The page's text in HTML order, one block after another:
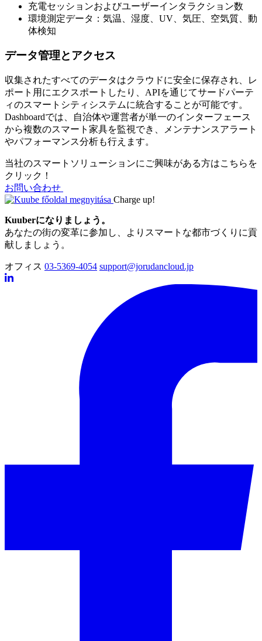
充電セッションおよびユーザーインタラクション数
環境測定データ：気温、湿度、UV、気圧、空気質、動
体検知
データ管理とアクセス
収集されたすべてのデータはクラウドに安全に保存され、レ
ポート用にエクスポートしたり、APIを通じてサードパーテ
ィのスマートシティシステムに統合することが可能です。
Dashboardでは、自治体や運営者が単一のインターフェース
から複数のスマート家具を監視でき、メンテナンスアラート
やパフォーマンス分析も行えます。
当社のスマートソリューションにご興味がある方はこちらを
クリック！
お問い合わせ
Charge up!
Kuuberになりましょう。
あなたの街の変革に参加し、よりスマートな都市づくりに貢
献しましょう。
オフィス 03-5369-4054 support@jorudancloud.jp